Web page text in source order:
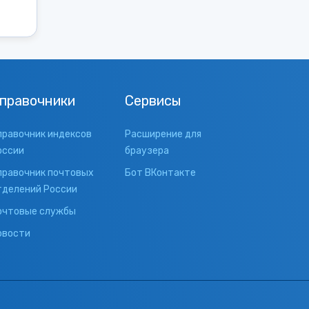
индексов
почтовых
России
службы
Сервисы
Расширение для
браузера
Бот ВКонтакте